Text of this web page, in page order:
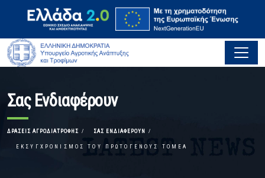
Σας Ενδιαφέρουν
ΔΡΆΣΕΙΣ ΑΓΡΟΔΙΑΤΡΟΦΉΣ ΣΑΣ ΕΝΔΙΑΦΈΡΟΥΝ
ΕΚΣΥΓΧΡΟΝΙΣΜΌΣ ΤΟΥ ΠΡΩΤΟΓΕΝΟΎΣ ΤΟΜΈΑ